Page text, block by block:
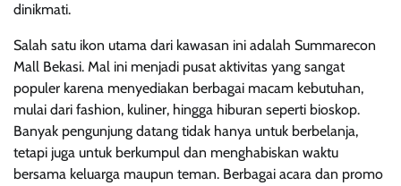
dinikmati.
Salah satu ikon utama dari kawasan ini adalah Summarecon
Mall Bekasi. Mal ini menjadi pusat aktivitas yang sangat
populer karena menyediakan berbagai macam kebutuhan,
mulai dari fashion, kuliner, hingga hiburan seperti bioskop.
Banyak pengunjung datang tidak hanya untuk berbelanja,
tetapi juga untuk berkumpul dan menghabiskan waktu
bersama keluarga maupun teman. Berbagai acara dan promo